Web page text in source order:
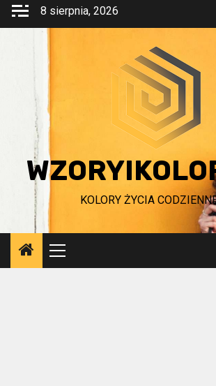
Przejdź
8 sierpnia, 2026
KOLORY ŻYCIA
Menu
główne